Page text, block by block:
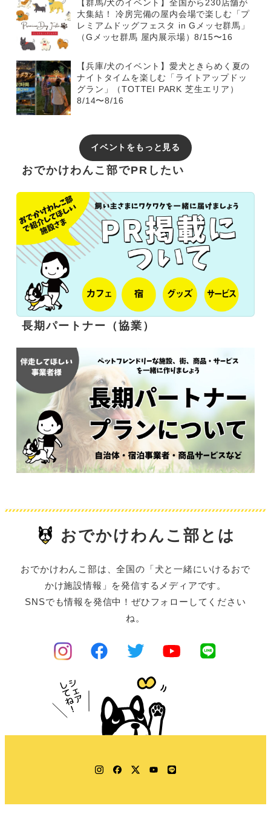
【群馬/犬のイベント】全国から230店舗が
大集結！ 冷房完備の屋内会場で楽しむ「プ
レミアムドッグフェスタ in Gメッセ群馬」
（Gメッセ群馬 屋内展示場）8/15〜16
【兵庫/犬のイベント】愛犬ときらめく夏の
ナイトタイムを楽しむ「ライトアップドッ
グラン」（TOTTEI PARK 芝生エリア）
8/14〜8/16
イベントをもっと見る
おでかけわんこ部でPRしたい
長期パートナー（協業）
おでかけわんこ部とは
おでかけわんこ部は、全国の「犬と一緒にいけるおで
かけ施設情報」を発信するメディアです。
SNSでも情報を発信中！ぜひフォローしてください
ね。
Instagram
Facebook
TwitterYouTube
LINE